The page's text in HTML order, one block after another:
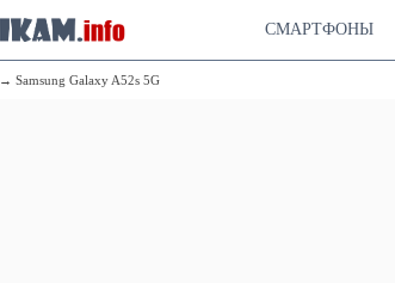
СМАРТФОНЫ
→ Samsung Galaxy A52s 5G